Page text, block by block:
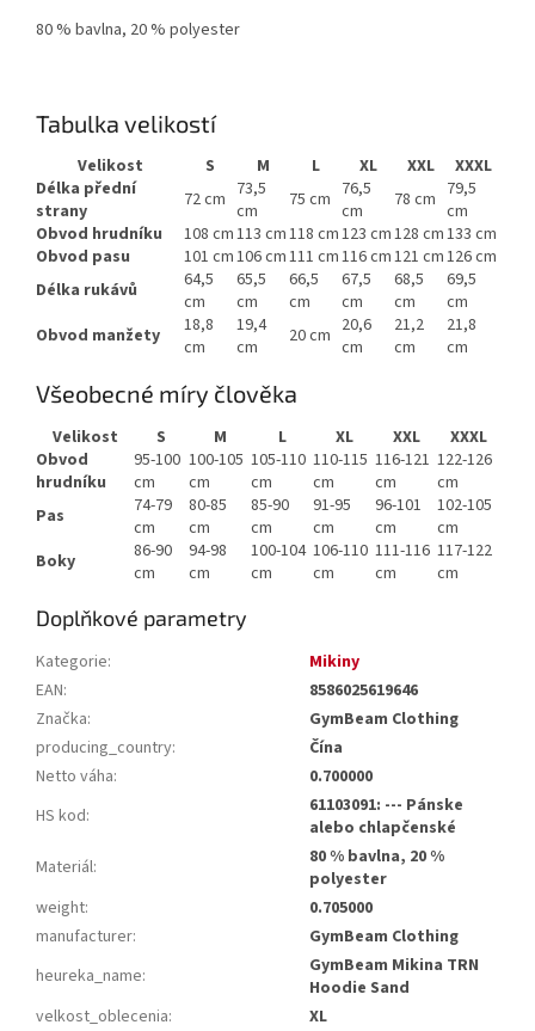
80 % bavlna, 20 % polyester
Tabulka velikostí
Velikost S M L XL XXL
XXXL
Délka přední
strany
72 cm 73,5
cm
75 cm 76,5
cm
78 cm 79,5
cm
Obvod hrudníku
108 cm113 cm118 cm123 cm128 cm133 cm
Obvod pasu
101 cm106 cm111 cm116 cm121 cm126 cm
Délka rukávů
64,5
cm
65,5
cm
66,5
cm
67,5
cm
68,5
cm
69,5
cm
Obvod manžety
18,8
cm
19,4
cm
20 cm 20,6
cm
21,2
cm
21,8
cm
Všeobecné míry člověka
Velikost S M L XL XXL
XXXL
Obvod
hrudníku
95-100
cm
100-105
cm
105-110
cm
110-115
cm
116-121
cm
122-126
cm
Pas
74-79
cm
80-85
cm
85-90
cm
91-95
cm
96-101
cm
102-105
cm
Boky
86-90
cm
94-98
cm
100-104
cm
106-110
cm
111-116
cm
117-122
cm
Doplňkové parametry
Kategorie:
Mikiny
EAN:
8586025619646
Značka:
GymBeam Clothing
producing_country:
Čína
Netto váha:
0.700000
HS kod:
61103091: --- Pánske
alebo chlapčenské
Materiál:
80 % bavlna, 20 %
polyester
weight:
0.705000
manufacturer:
GymBeam Clothing
heureka_name:
GymBeam Mikina TRN
Hoodie Sand
velkost_oblecenia:
XL